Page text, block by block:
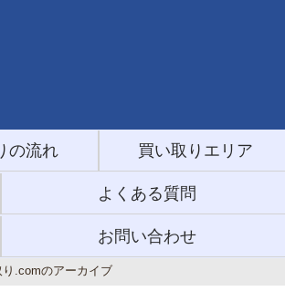
の流れ 買い取りエリア
よくある質問
お問い合わせ
.comのアーカイブ